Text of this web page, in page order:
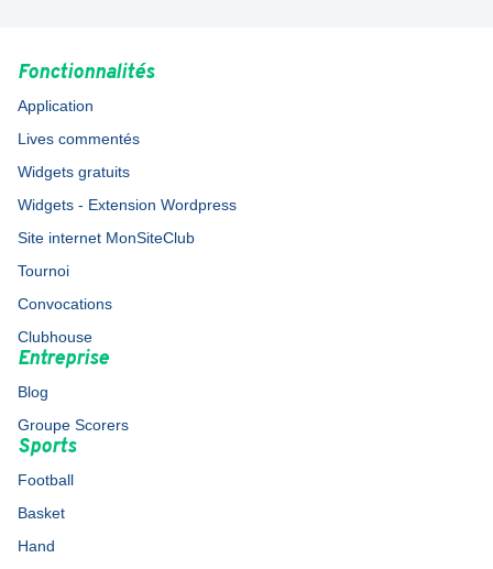
Fonctionnalités
Application
Lives commentés
Widgets gratuits
Widgets - Extension Wordpress
Site internet MonSiteClub
Tournoi
Convocations
Clubhouse
Entreprise
Blog
Groupe Scorers
Sports
Football
Basket
Hand